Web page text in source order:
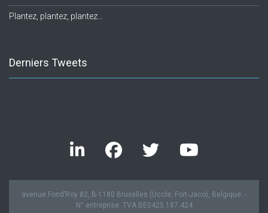
Plantez, plantez, plantez…
Derniers Tweets
avenue Fond’Roy 82, B-1180 Bruxelles (Uccle, Fort-Jaco), Belgique. -
N° entreprise: TVA BE0425.187.424